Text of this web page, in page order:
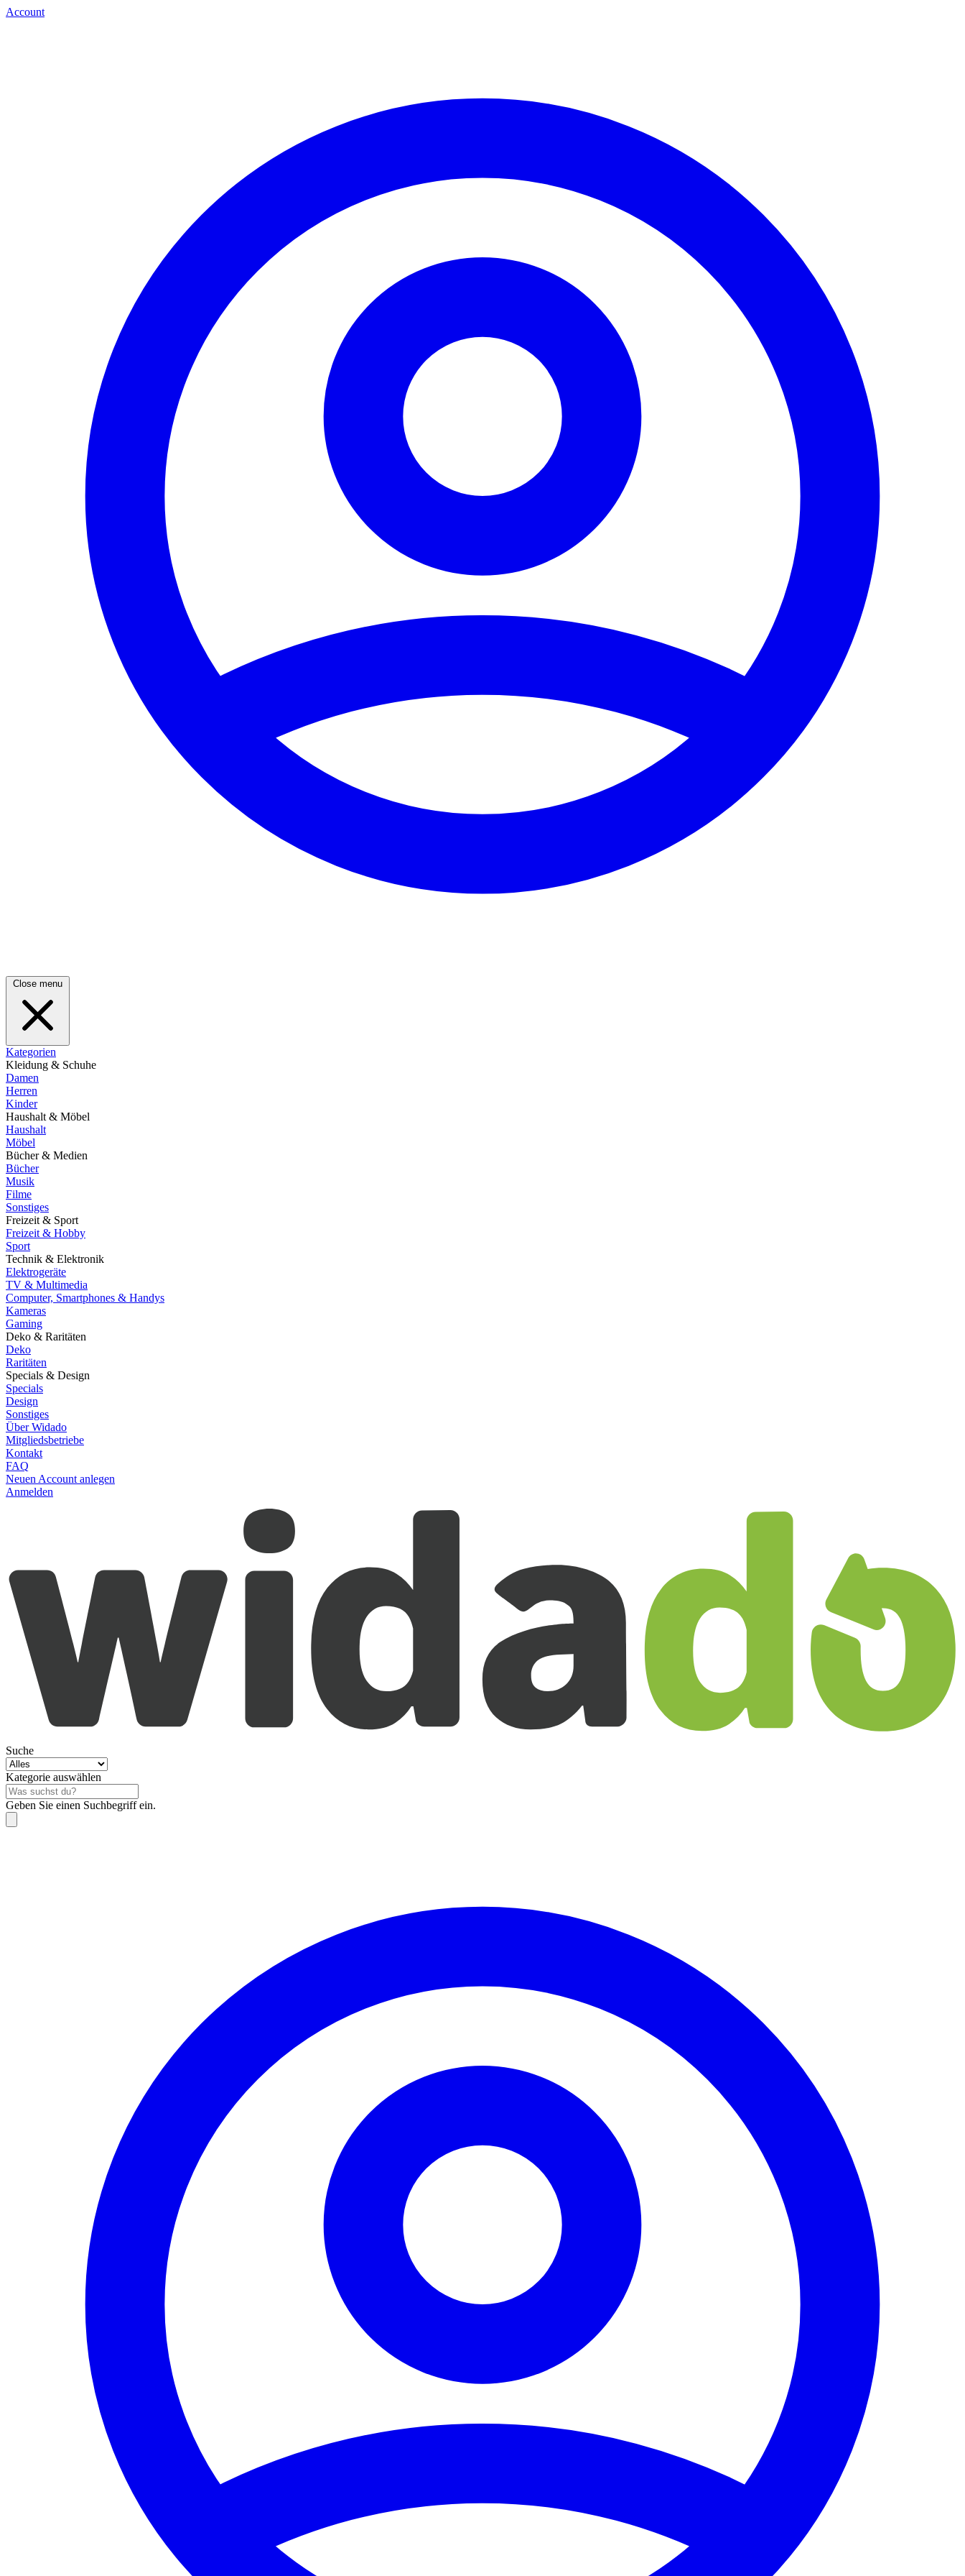
Account
Close menu
Kategorien
Kleidung & Schuhe
Damen
Herren
Kinder
Haushalt & Möbel
Haushalt
Möbel
Bücher & Medien
Bücher
Musik
Filme
Sonstiges
Freizeit & Sport
Freizeit & Hobby
Sport
Technik & Elektronik
Elektrogeräte
TV & Multimedia
Computer, Smartphones & Handys
Kameras
Gaming
Deko & Raritäten
Deko
Raritäten
Specials & Design
Specials
Design
Sonstiges
Über Widado
Mitgliedsbetriebe
Kontakt
FAQ
Neuen Account anlegen
Anmelden
Suche
Kategorie auswählen
Geben Sie einen Suchbegriff ein.